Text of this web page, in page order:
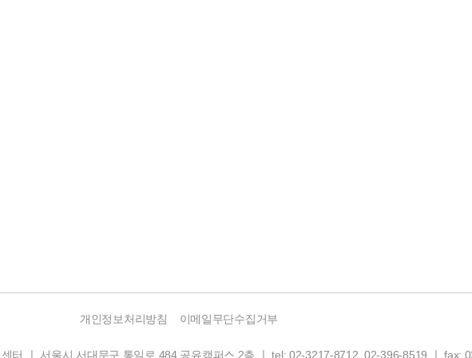
개인정보처리방침 이메일무단수집거부
터 ㅣ 서울시 서대문구 통일로 484 공유캠퍼스 2층 ㅣ tel: 02-3217-8712, 02-396-8519 ㅣ fax: